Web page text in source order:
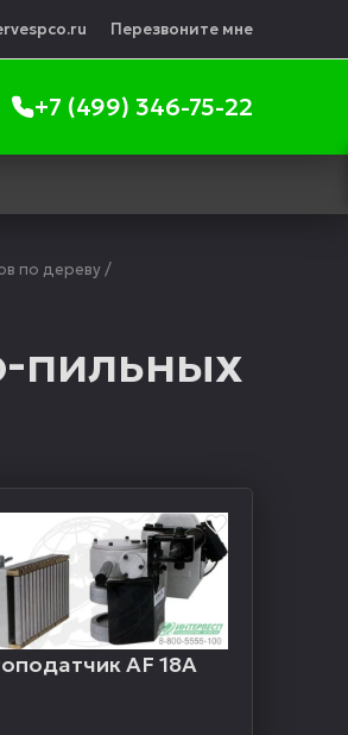
Перезвоните мне
+7 (499) 346-75-22
по дереву/
пильных
AF 18А